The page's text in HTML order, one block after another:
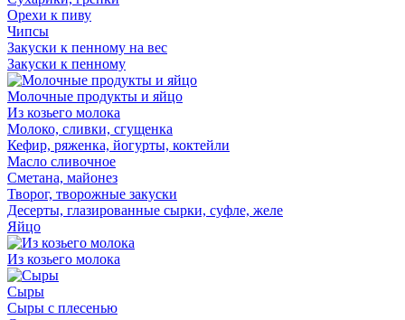
Орехи к пиву
Чипсы
Закуски к пенному на вес
Закуски к пенному
Молочные продукты и яйцо
Из козьего молока
Молоко, сливки, сгущенка
Кефир, ряженка, йогурты, коктейли
Масло сливочное
Сметана, майонез
Творог, творожные закуски
Десерты, глазированные сырки, суфле, желе
Яйцо
Из козьего молока
Сыры
Сыры с плесенью